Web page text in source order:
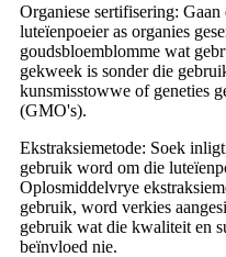
Organiese sertifisering:
luteïenpoeier as organies
goudsbloemblomme wat
gekweek is sonder die
kunsmisstowwe of geneties
(GMO's).
Ekstraksiemetode: Soek
gebruik word om die
Oplosmiddelvrye
gebruik, word verkies
gebruik wat die kwaliteit en
beïnvloed nie.